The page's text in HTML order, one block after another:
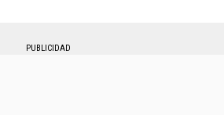
PUBLICIDAD